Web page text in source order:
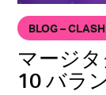
BLOG –
マージ
10 バラ